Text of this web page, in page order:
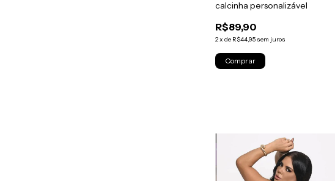
calcinha personalizável
R$89,90
2xde R$44,95 sem juros
Comprar